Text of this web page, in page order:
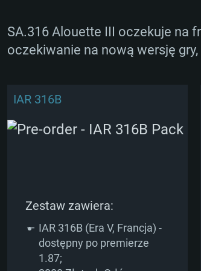
For PC
10 (64 bit)
Core 2.2 GHz
Big Sur 11.0 lub nowszy
i5, minimum 2.2GHz
wydania 64bit Linux
Core 2.4 GHz
SA.316 Alouette III oczekuje na
oczekiwanie na nową wersję
IAR 316B
Zestaw zawiera:
IAR 316B (Era V, Francja) -
dostępny po premierze
1.87;